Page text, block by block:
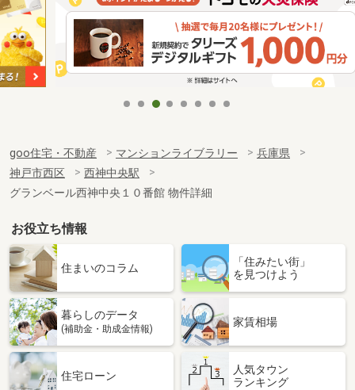
goo住宅・不動産 マンションライブラリー
兵庫県
神戸市西区
西神中央駅
グランベール西神中央１０番館 物件詳細
お役立ち情報
住まいのコラム
「住みたい街」
を見つけよう
暮らしのデータ
(補助金・助成金情報)
家賃相場
住宅ローン
人気タウン
ランキング